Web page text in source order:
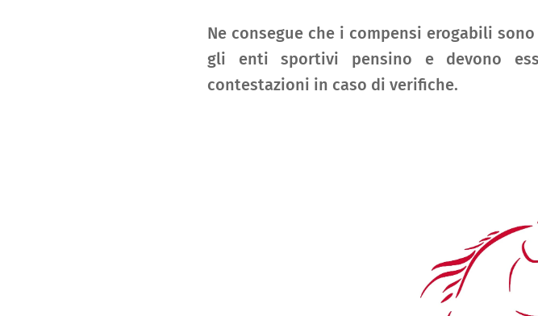
Ne consegue che i compensi erogabili
gli enti sportivi pensino e devono
contestazioni in caso di verifiche.